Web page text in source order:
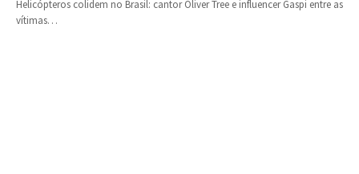
Helicópteros colidem no Brasil: cantor Oliver Tree e influencer Gaspi entre as
vítimas…